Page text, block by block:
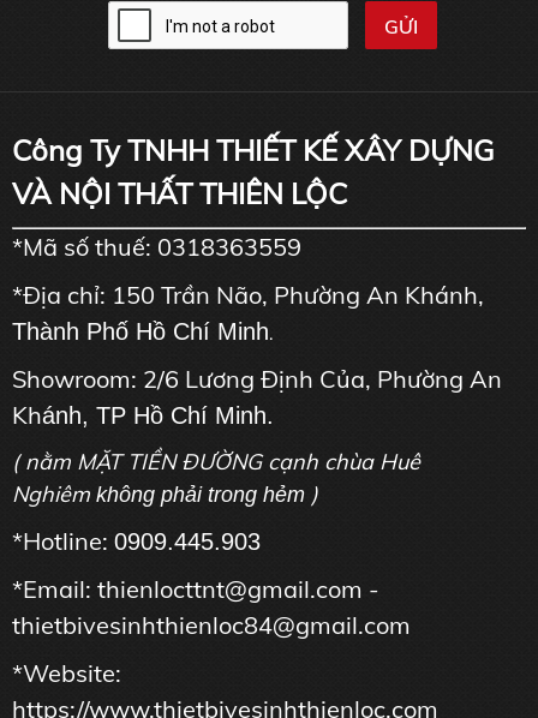
Công Ty TNHH THIẾT KẾ XÂY DỰNG
VÀ NỘI THẤT THIÊN LỘC
*Mã số thuế: 0318363559
*Địa chỉ: 150 Trần Não, Phường An Khánh,
Thành Phố Hồ Chí Minh.
Showroom: 2/6 Lương Định Của, Phường An
Khánh, TP Hồ Chí Minh.
( nằm MẶT TIỀN ĐƯỜNG cạnh chùa Huê
Nghiêm không phải trong hẻm )
*Hotline: 0909.445.903
*Email: thienlocttnt@gmail.com -
thietbivesinhthienloc84@gmail.com
*Website:
https://www.thietbivesinhthienloc.com